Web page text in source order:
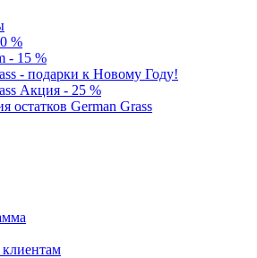
%
- 15 %
- подарки к Новому Году!
Акция - 25 %
остатков German Grass